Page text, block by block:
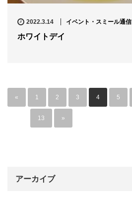
2022.3.14 イベント・スミール通信
ホワイトデイ
« 1 2 3 4 5
13 »
アーカイブ